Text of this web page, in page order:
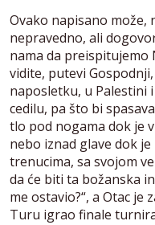
Ovako napisano može,
nepravedno, ali
nama da preispitujemo
vidite, putevi
naposletku, u Palestini
cedilu, pa što bi
tlo pod nogama dok je
nebo iznad glave dok
trenucima, sa svojom
da će biti ta božanska
me ostavio?“, a Otac je
Turu igrao finale